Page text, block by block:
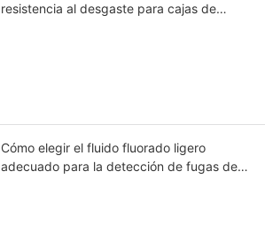
resistencia al desgaste para cajas de
Cómo elegir el fluido fluorado ligero
adecuado para la detección de fugas de